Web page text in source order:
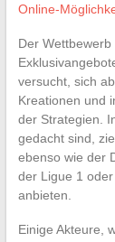
Online-
Der
versucht, sich
Kreationen und
der Strategien.
gedacht sind,
ebenso wie der
der Ligue 1
anbieten.
Einige Akteure,